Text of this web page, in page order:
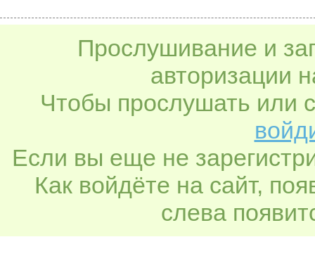
Прослушивание и
авторизации
Чтобы прослушать или
Если вы еще не
Как войдёте на сайт,
слева